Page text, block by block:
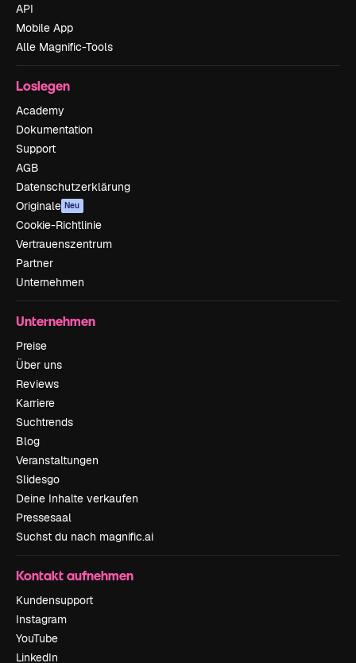
API
Mobile App
Alle Magnific-Tools
Loslegen
Academy
Dokumentation
Support
AGB
Datenschutzerklärung
Originale Neu
Cookie-Richtlinie
Vertrauenszentrum
Partner
Unternehmen
Unternehmen
Preise
Über uns
Reviews
Karriere
Suchtrends
Blog
Veranstaltungen
Slidesgo
Deine Inhalte verkaufen
Pressesaal
Suchst du nach magnific.ai
Kontakt aufnehmen
Kundensupport
Instagram
YouTube
LinkedIn